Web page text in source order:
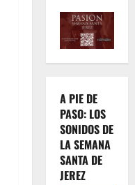
A PIE DE
PASO: LOS
SONIDOS DE
LA SEMANA
SANTA DE
JEREZ